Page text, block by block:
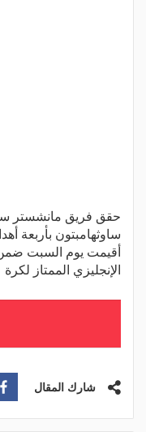
حقق فريق مانشستر
ساوثهامبتون بأربعة
أقيمت يوم السبت
الإنجليزي الممتاز لكرة
شارك المقال